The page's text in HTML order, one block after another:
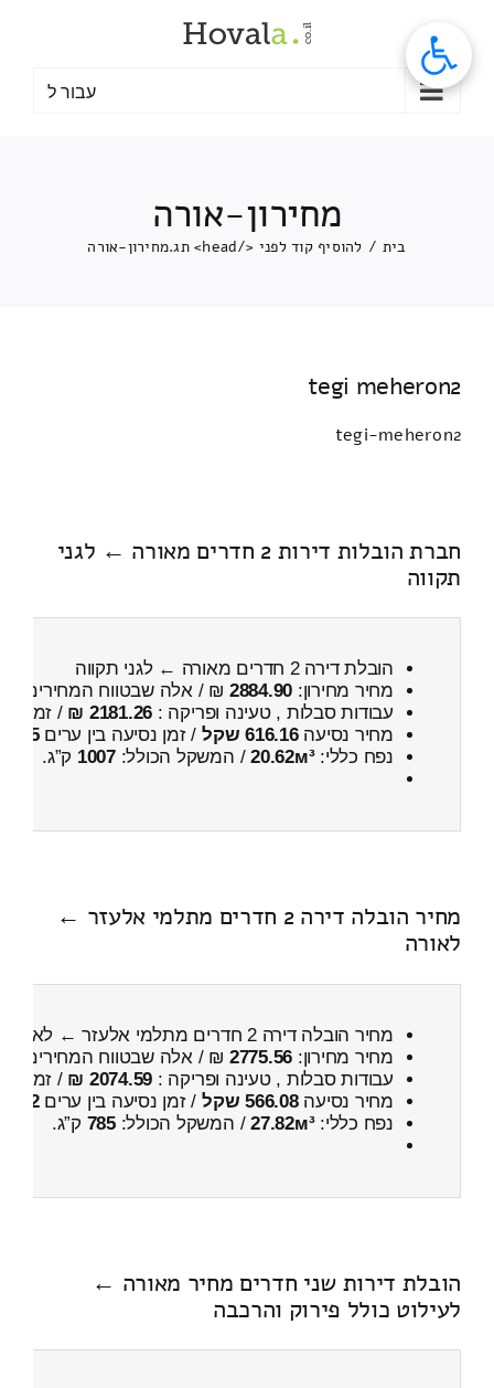
עבור ל
מחירון-אורה
בית / להוסיף קוד לפני </head> תג. מחירון-אורה
tegi meheron2
tegi-meheron2
חברת הובלות דירות 2 חדרים מאורה ← לגני
תקווה
הובלת דירה 2 חדרים מאורה ← לגני תקווה
מחיר מחירון: 2884.90 ₪ / אלה שבטווח המחירים
עבודות סבלות , טעינה ופריקה : 2181.26 ₪ / זמן :
מחיר נסיעה616.16 שקל / זמן נסיעה בין ערים55 דקות
נפח כללי:20.62м³/ המשקל הכולל:1007 ק”ג.
מחיר הובלה דירה 2 חדרים מתלמי אלעזר ←
לאורה
מחיר הובלה דירה 2 חדרים מתלמי אלעזר ← לאורה
מחיר מחירון: 2775.56 ₪ / אלה שבטווח המחירים
עבודות סבלות , טעינה ופריקה : 2074.59 ₪ / זמן :
מחיר נסיעה566.08 שקל / זמן נסיעה בין ערים52 דקות
נפח כללי:27.82м³/ המשקל הכולל:785 ק”ג.
הובלת דירות שני חדרים מחיר מאורה ←
לעילוט כולל פירוק והרכבה